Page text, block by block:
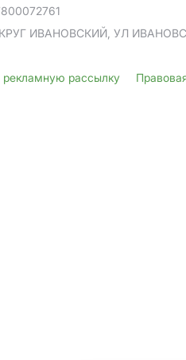
ИВАНОВСКИЙ, УЛ
рекламную рассылку